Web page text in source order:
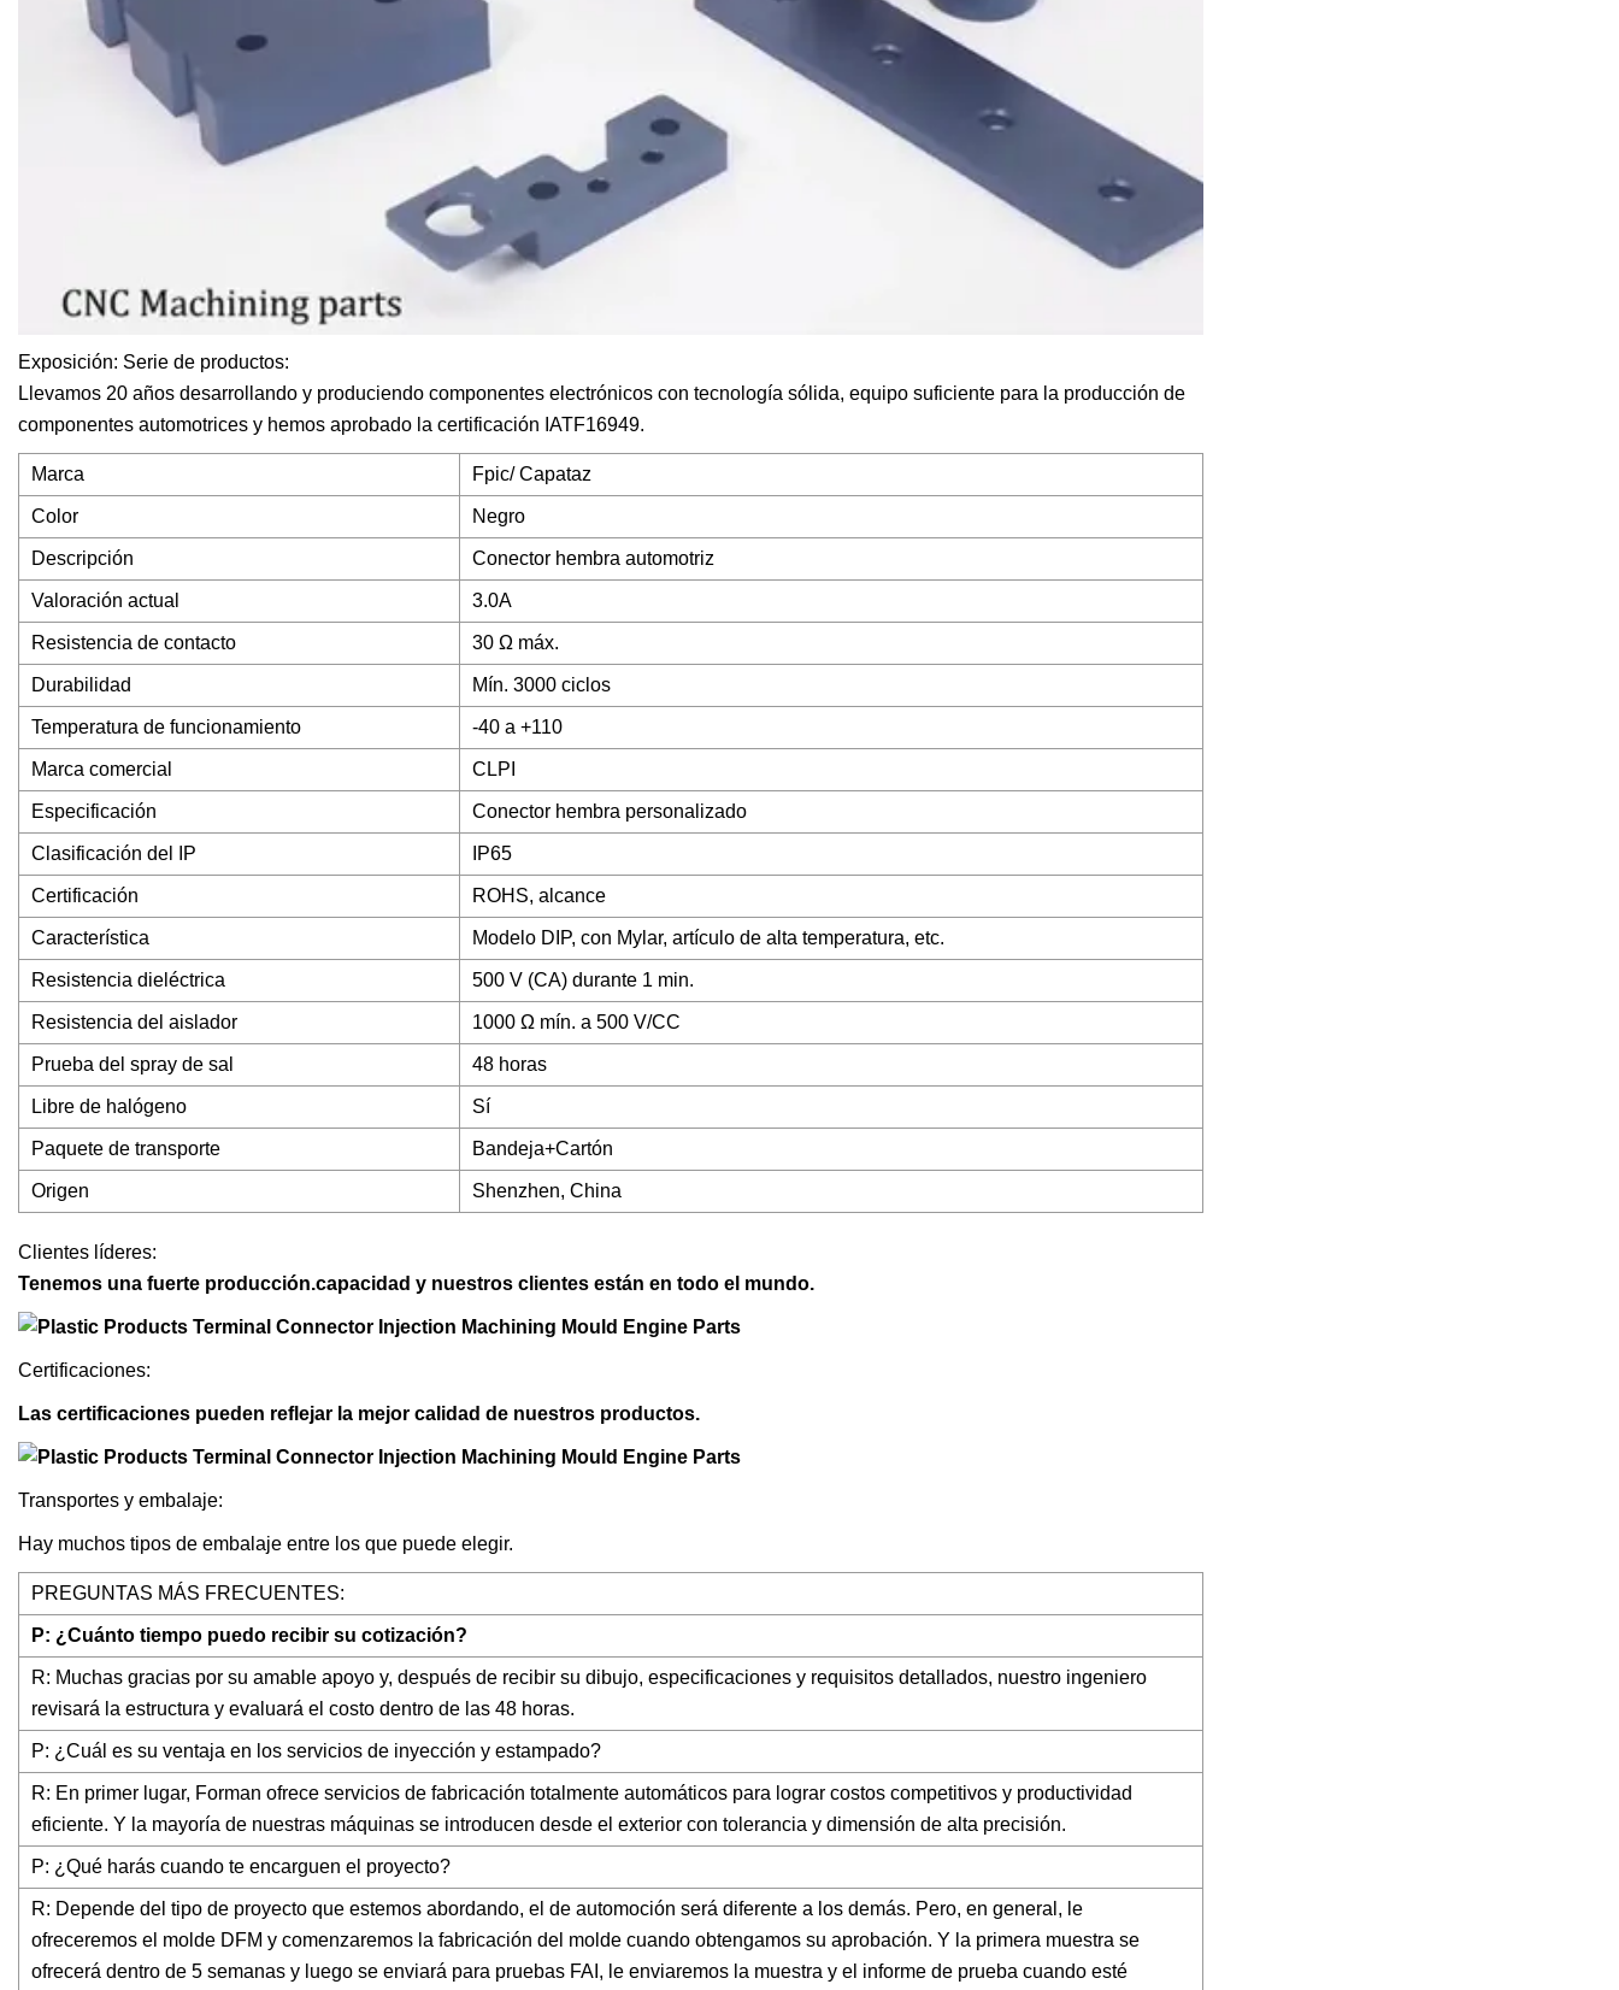
Exposición: Serie de productos:
Llevamos 20 años desarrollando y produciendo componentes electrónicos con tecnología sólida, equipo suficiente para la producción de
componentes automotrices y hemos aprobado la certificación IATF16949.
Marca Fpic/ Capataz
Color Negro
Descripción Conector hembra automotriz
Valoración actual 3.0A
Resistencia de contacto 30 Ω máx.
Durabilidad Mín. 3000 ciclos
Temperatura de funcionamiento -40 a +110
Marca comercial CLPI
Especificación Conector hembra personalizado
Clasificación del IP IP65
Certificación ROHS, alcance
Característica Modelo DIP, con Mylar, artículo de alta temperatura, etc.
Resistencia dieléctrica 500 V (CA) durante 1 min.
Resistencia del aislador 1000 Ω mín. a 500 V/CC
Prueba del spray de sal 48 horas
Libre de halógeno Sí
Paquete de transporte Bandeja+Cartón
Origen Shenzhen, China
Clientes líderes:
Tenemos una fuerte producción.capacidad y nuestros clientes están en todo el mundo.
Certificaciones:
Las certificaciones pueden reflejar la mejor calidad de nuestros productos.
Transportes y embalaje:
Hay muchos tipos de embalaje entre los que puede elegir.
PREGUNTAS MÁS FRECUENTES:
P: ¿Cuánto tiempo puedo recibir su cotización?
R: Muchas gracias por su amable apoyo y, después de recibir su dibujo, especificaciones y requisitos detallados, nuestro ingeniero
revisará la estructura y evaluará el costo dentro de las 48 horas.
P: ¿Cuál es su ventaja en los servicios de inyección y estampado?
R: En primer lugar, Forman ofrece servicios de fabricación totalmente automáticos para lograr costos competitivos y productividad
eficiente. Y la mayoría de nuestras máquinas se introducen desde el exterior con tolerancia y dimensión de alta precisión.
P: ¿Qué harás cuando te encarguen el proyecto?
R: Depende del tipo de proyecto que estemos abordando, el de automoción será diferente a los demás. Pero, en general, le
ofreceremos el molde DFM y comenzaremos la fabricación del molde cuando obtengamos su aprobación. Y la primera muestra se
ofrecerá dentro de 5 semanas y luego se enviará para pruebas FAI, le enviaremos la muestra y el informe de prueba cuando esté